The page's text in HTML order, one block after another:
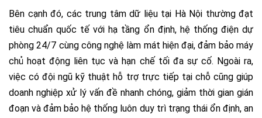
Bên cạnh đó, các trung tâm dữ liệu tại Hà Nội thường đạt
tiêu chuẩn quốc tế với hạ tầng ổn định, hệ thống điện dự
phòng 24/7 cùng công nghệ làm mát hiện đại, đảm bảo máy
chủ hoạt động liên tục và hạn chế tối đa sự cố. Ngoài ra,
việc có đội ngũ kỹ thuật hỗ trợ trực tiếp tại chỗ cũng giúp
doanh nghiệp xử lý vấn đề nhanh chóng, giảm thời gian gián
đoạn và đảm bảo hệ thống luôn duy trì trạng thái ổn định, an